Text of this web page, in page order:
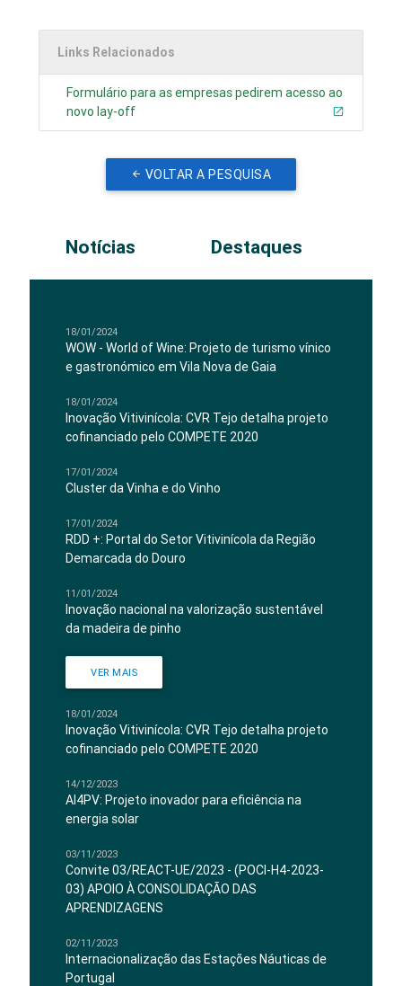
Links Relacionados
Formulário para as empresas pedirem acesso ao
novo lay-off
VOLTAR A PESQUISA
Notícias Destaques
18/01/2024
WOW - World of Wine: Projeto de turismo vínico
e gastronómico em Vila Nova de Gaia
18/01/2024
Inovação Vitivinícola: CVR Tejo detalha projeto
cofinanciado pelo COMPETE 2020
17/01/2024
Cluster da Vinha e do Vinho
17/01/2024
RDD +: Portal do Setor Vitivinícola da Região
Demarcada do Douro
11/01/2024
Inovação nacional na valorização sustentável
da madeira de pinho
VER MAIS
18/01/2024
Inovação Vitivinícola: CVR Tejo detalha projeto
cofinanciado pelo COMPETE 2020
14/12/2023
AI4PV: Projeto inovador para eficiência na
energia solar
03/11/2023
Convite 03/REACT-UE/2023 - (POCI-H4-2023-
03) APOIO À CONSOLIDAÇÃO DAS
APRENDIZAGENS
02/11/2023
Internacionalização das Estações Náuticas de
Portugal